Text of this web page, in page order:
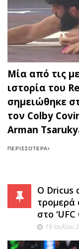
Μία από τις
ιστορία του
σημειώθηκε
τον Colby
Arman
ΠΕΡΙΣΣΌΤΕΡΑ
Ο Dricus
τρομερά
στο
19 Ιουλίου